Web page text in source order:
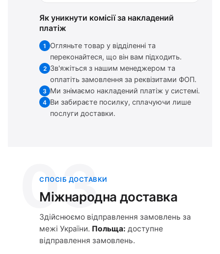
Як уникнути комісії за накладений
платіж
1
Огляньте товар у відділенні та
переконайтеся, що він вам підходить.
2 Зв'яжіться з нашим менеджером та
оплатіть замовлення за реквізитами ФОП.
3 Ми знімаємо накладений платіж у системі.
4 Ви забираєте посилку, сплачуючи лише
послуги доставки.
03
СПОСІБ ДОСТАВКИ
Міжнародна доставка
Здійснюємо відправлення замовлень за
межі України. Польща: доступне
відправлення замовлень.